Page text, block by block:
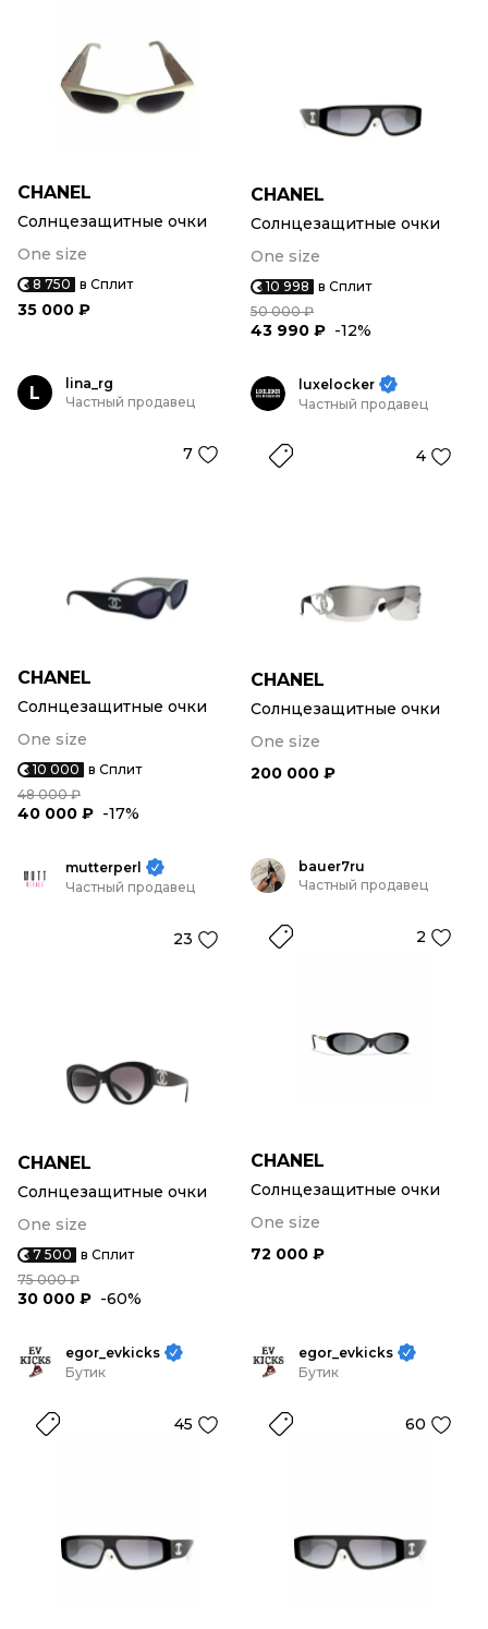
CHANEL
Солнцезащитные очки
One size
8 750 в Сплит
35 000 ₽
CHANEL
Солнцезащитные очки
One size
10 998 в Сплит
50 000 ₽
43 990 ₽ -12%
L
lina_rg
Частный продавец
7
CHANEL
Солнцезащитные очки
One size
10 000 в Сплит
48 000 ₽
40 000 ₽ -17%
luxelocker
Частный продавец
4
CHANEL
Солнцезащитные очки
One size
200 000 ₽
mutterperl
Частный продавец
23
CHANEL
Солнцезащитные очки
One size
7 500 в Сплит
75 000 ₽
30 000 ₽ -60%
bauer7ru
Частный продавец
2
CHANEL
Солнцезащитные очки
One size
72 000 ₽
egor_evkicks
Бутик
45
egor_evkicks
Бутик
60